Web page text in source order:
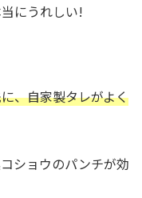
にうれしい!
、自家製タレがよく
ショウのパンチが効